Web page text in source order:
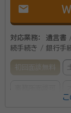
mail
対応業務：
遺言書
続手続き / 銀行手
初回面談無料